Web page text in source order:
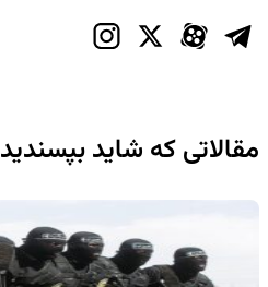
مقالاتی که شاید بپسندید